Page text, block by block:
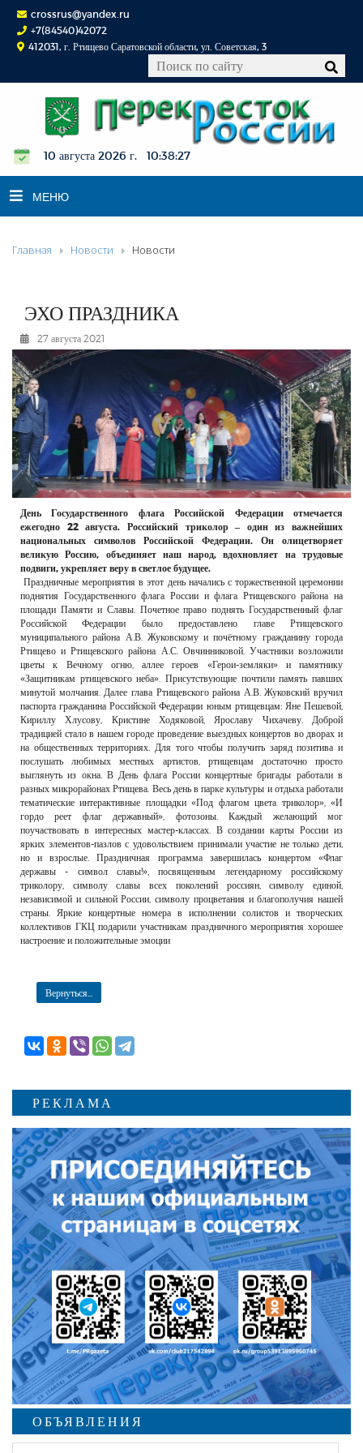
crossrus@yandex.ru
+7(84540)42072
412031, г. Ртищево Саратовской области, ул. Советская, 3
10 августа 2026 г. 10:38:28
МЕНЮ
НОВОСТИ
К СВЕДЕНИЮ
ФОТОРЕПОРТАЖИ
РЕКЛАМОДАТЕЛЯМ
ОБЪЯВЛЕНИЯ
КОНТАКТЫ
Главная Новости Новости
ЭХО ПРАЗДНИКА
27 августа 2021
День Государственного флага Российской Федерации отмечается
ежегодно 22 августа. Российский триколор – один из важнейших
национальных символов Российской Федерации. Он олицетворяет
великую Россию, объединяет наш народ, вдохновляет на трудовые
подвиги, укрепляет веру в светлое будущее.
Праздничные мероприятия в этот день начались с торжественной церемонии
поднятия Государственного флага России и флага Ртищевского района на
площади Памяти и Славы. Почетное право поднять Государственный флаг
Российской Федерации было предоставлено главе Ртищевского
муниципального района А.В. Жуковскому и почётному гражданину города
Ртищево и Ртищевского района А.С. Овчинниковой. Участники возложили
цветы к Вечному огню, аллее героев «Герои-земляки» и памятнику
«Защитникам ртищевского неба». Присутствующие почтили память павших
минутой молчания. Далее глава Ртищевского района А.В. Жуковский вручил
паспорта гражданина Российской Федерации юным ртищевцам: Яне Пешевой,
Кириллу Хлусову, Кристине Ходяковой, Ярославу Чихачеву. Доброй
традицией стало в нашем городе проведение выездных концертов во дворах и
на общественных территориях. Для того чтобы получить заряд позитива и
послушать любимых местных артистов, ртищевцам достаточно просто
выглянуть из окна. В День флага России концертные бригады работали в
разных микрорайонах Ртищева. Весь день в парке культуры и отдыха работали
тематические интерактивные площадки «Под флагом цвета триколор», «И
гордо реет флаг державный», фотозоны. Каждый желающий мог
поучаствовать в интересных мастер-классах. В создании карты России из
ярких элементов-пазлов с удовольствием принимали участие не только дети,
но и взрослые. Праздничная программа завершилась концертом «Флаг
державы - символ славы!», посвященным легендарному российскому
триколору, символу славы всех поколений россиян, символу единой,
независимой и сильной России, символу процветания и благополучия нашей
страны. Яркие концертные номера в исполнении солистов и творческих
коллективов ГКЦ подарили участникам праздничного мероприятия хорошее
настроение и положительные эмоции
Вернуться...
РЕКЛАМА
ОБЪЯВЛЕНИЯ